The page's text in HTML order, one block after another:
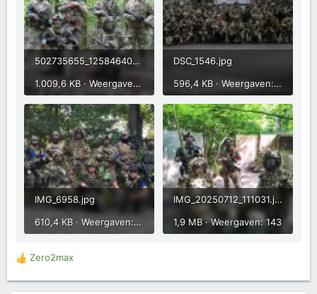
502735655_1258464049616271_5452977482478414659_n.jpg
1.009,6 KB · Weergaven: 143
DSC_1546.jpg
596,4 KB · Weergaven: 135
IMG_6958.jpg
610,4 KB · Weergaven: 130
IMG_20250712_111031.jpg
1,9 MB · Weergaven: 143
W Zero2max